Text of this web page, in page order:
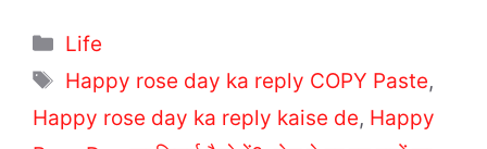
C
a
e
Life
T
a
g
Happy rose day ka reply COPY Paste,
Happy rose day ka reply kaise de, Happy